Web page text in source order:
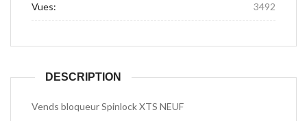
Vues: 3492
DESCRIPTION
Vends bloqueur Spinlock XTS NEUF